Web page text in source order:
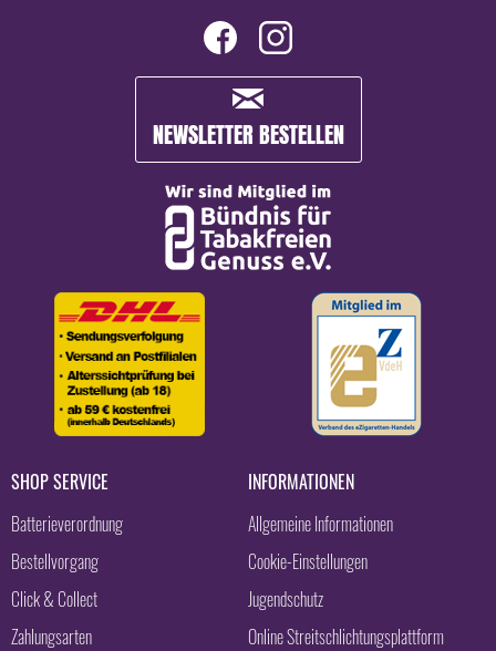
NEWSLETTER BESTELLEN
SHOP SERVICE
Batterieverordnung
Bestellvorgang
Click & Collect
Zahlungsarten
INFORMATIONEN
Allgemeine Informationen
Cookie-Einstellungen
Jugendschutz
Online Streitschlichtungsplattform